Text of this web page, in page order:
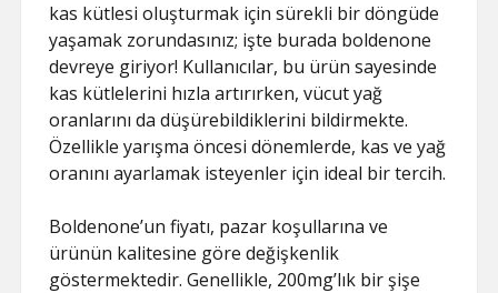
kas kütlesi oluşturmak için sürekli bir döngüde
yaşamak zorundasınız; işte burada boldenone
devreye giriyor! Kullanıcılar, bu ürün sayesinde
kas kütlelerini hızla artırırken, vücut yağ
oranlarını da düşürebildiklerini bildirmekte.
Özellikle yarışma öncesi dönemlerde, kas ve yağ
oranını ayarlamak isteyenler için ideal bir tercih.
Boldenone’un fiyatı, pazar koşullarına ve
ürünün kalitesine göre değişkenlik
göstermektedir. Genellikle, 200mg’lık bir şişe